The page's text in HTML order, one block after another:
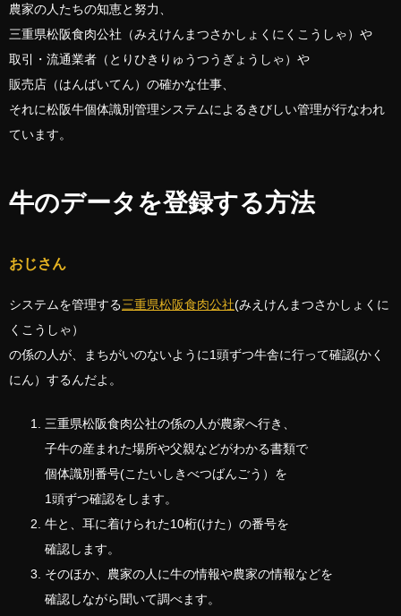
農家の人たちの知恵と努力、
三重県松阪食肉公社（みえけんまつさかしょくにくこうしゃ）や
取引・流通業者（とりひきりゅうつうぎょうしゃ）や
販売店（はんばいてん）の確かな仕事、
それに松阪牛個体識別管理システムによるきびしい管理が行なわれ
ています。
牛のデータを登録する方法
おじさん
システムを管理する三重県松阪食肉公社(みえけんまつさかしょくに
くこうしゃ）
の係の人が、まちがいのないように1頭ずつ牛舎に行って確認(かく
にん）するんだよ。
三重県松阪食肉公社の係の人が農家へ行き、
子牛の産まれた場所や父親などがわかる書類で
個体識別番号(こたいしきべつばんごう）を
1頭ずつ確認をします。
牛と、耳に着けられた10桁(けた）の番号を
確認します。
そのほか、農家の人に牛の情報や農家の情報などを
確認しながら聞いて調べます。